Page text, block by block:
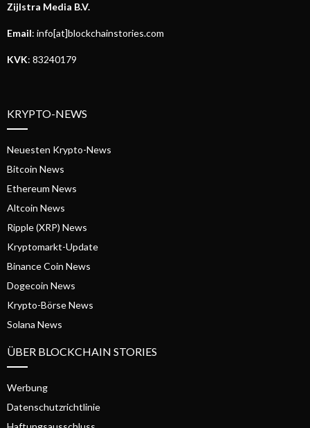
Zijlstra Media B.V.
Email: info[at]blockchainstories.com
KVK: 83240179
KRYPTO-NEWS
Neuesten Krypto-News
Bitcoin News
Ethereum News
Altcoin News
Ripple (XRP) News
Kryptomarkt-Update
Binance Coin News
Dogecoin News
Krypto-Börse News
Solana News
ÜBER BLOCKCHAIN STORIES
Werbung
Datenschutzrichtlinie